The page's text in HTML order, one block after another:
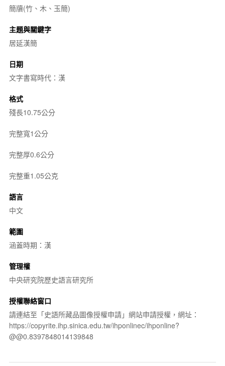
簡牘(竹、木、玉簡)
主題與關鍵字
居延漢簡
日期
文字書寫時代：漢
格式
殘長10.75公分
完整寬1公分
完整厚0.6公分
完整重1.05公克
語言
中文
範圍
涵蓋時期：漢
管理權
中央研究院歷史語言研究所
授權聯絡窗口
請連結至「史語所藏品圖像授權申請」網站申請授權，網址：
https://copyrite.ihp.sinica.edu.tw/ihponlinec/ihponline?
@@0.8397848014139848